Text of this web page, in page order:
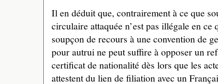
Il en déduit que, contrairement à ce que
circulaire attaquée n’est pas illégale en ce
soupçon de recours à une convention de
pour autrui ne peut suffire à opposer un
certificat de nationalité dès lors que les
attestent du lien de filiation avec un